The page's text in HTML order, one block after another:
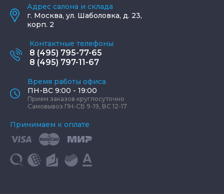
Адрес салона и склада
г. Москва, ул. Шаболовка, д. 23,
корп. 2
Контактные телефоны
8 (495) 795-77-65
8 (495) 797-11-67
Время работы офиса
ПН-ВС 9:00 - 19:00
Прием заказов круглосуточно
Самовывоз ПН-СБ 9-19, ВС 12-17
Принимаем к оплате